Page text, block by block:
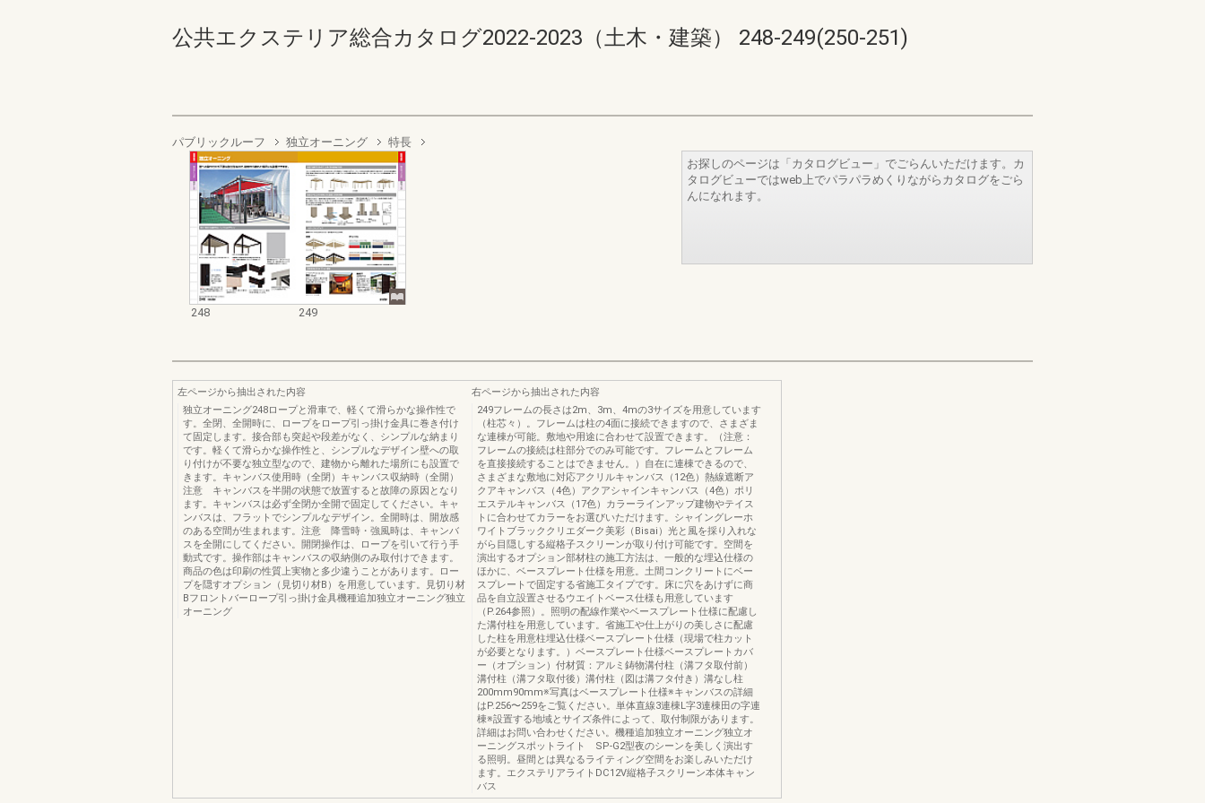
公共エクステリア総合カタログ2022-2023（土木・建築） 248-249(250-251)
パブリックルーフ 独立オーニング 特長
248 249
お探しのページは「カタログビュー」でごらんいただけます。カ
タログビューではweb上でパラパラめくりながらカタログをごら
んになれます。
左ページから抽出された内容
独立オーニング248ロープと滑車で、軽くて滑らかな操作性で
す。全閉、全開時に、ロープをロープ引っ掛け金具に巻き付け
て固定します。接合部も突起や段差がなく、シンプルな納まり
です。軽くて滑らかな操作性と、シンプルなデザイン壁への取
り付けが不要な独立型なので、建物から離れた場所にも設置で
きます。キャンバス使用時（全閉）キャンバス収納時（全開）
注意 キャンバスを半開の状態で放置すると故障の原因となり
ます。キャンバスは必ず全閉か全開で固定してください。キャ
ンバスは、フラットでシンプルなデザイン。全開時は、開放感
のある空間が生まれます。注意 降雪時・強風時は、キャンバ
スを全開にしてください。開閉操作は、ロープを引いて行う手
動式です。操作部はキャンバスの収納側のみ取付けできます。
商品の色は印刷の性質上実物と多少違うことがあります。ロー
プを隠すオプション（見切り材B）を用意しています。見切り材
Bフロントバーロープ引っ掛け金具機種追加独立オーニング独立
オーニング
右ページから抽出された内容
249フレームの長さは2m、3m、4mの3サイズを用意しています
（柱芯々）。フレームは柱の4面に接続できますので、さまざま
な連棟が可能。敷地や用途に合わせて設置できます。（注意：
フレームの接続は柱部分でのみ可能です。フレームとフレーム
を直接接続することはできません。）自在に連棟できるので、
さまざまな敷地に対応アクリルキャンバス（12色）熱線遮断ア
クアキャンバス（4色）アクアシャインキャンバス（4色）ポリ
エステルキャンバス（17色）カラーラインアップ建物やテイス
トに合わせてカラーをお選びいただけます。シャイングレーホ
ワイトブラッククリエダーク美彩（Bisai）光と風を採り入れな
がら目隠しする‌縦格子スクリーンが取り付け可能です。空間を
演出するオプション部材柱の施工方法は、一般的な埋込仕様の
ほかに、ベースプレート仕様を用意。土間コンクリートにベー
スプレートで固定する省施工タイプです。床に穴をあけずに商
品を自立設置させるウエイトベース仕様も用意しています
（P.264参照）。照明の配線作業やベースプレート仕様に配慮し
た溝付柱を用意しています。省施工や仕上がりの美しさに配慮
した柱を用意柱埋込仕様ベースプレート仕様（現場で柱カット
が必要となります。）ベースプレート仕様ベースプレートカバ
ー（オプション）付材質：アルミ鋳物溝付柱（溝フタ取付前）
溝付柱（溝フタ取付後）溝付柱（図は溝フタ付き）溝なし柱
200mm90mm※写真はベースプレート仕様※キャンバスの詳細
はP.256〜259をご覧ください。単体直線3連棟L字3連棟田の字連
棟※‌設置する地域とサイズ条件によって、取付制限があります。
詳細はお問い合わせください。機種追加独立オーニング独立オ
ーニングスポットライト SP-G2型夜のシーンを美しく演出す
る照明。昼間とは異なるライティング空間をお楽しみいただけ
ます。エクステリアライトDC12V縦格子スクリーン本体キャン
バス